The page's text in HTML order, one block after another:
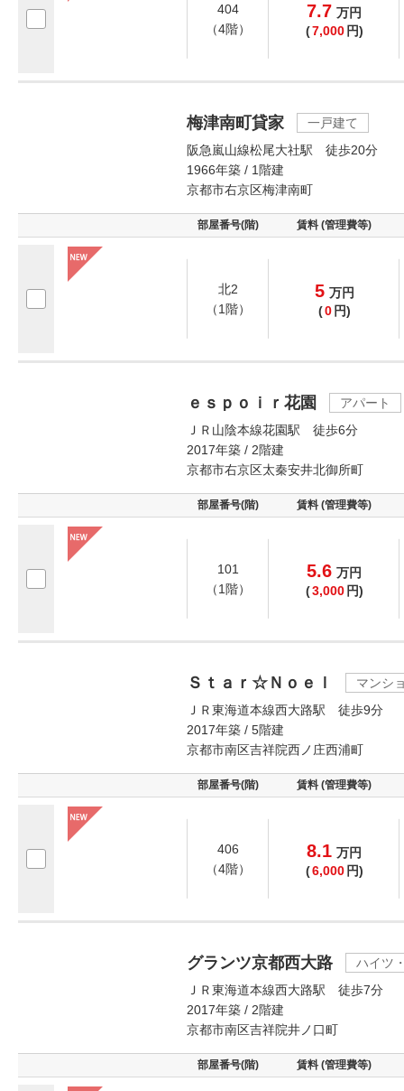
404
（4階）
7.7 万円
(7,000 円)
梅津南町貸家
一戸建て
阪急嵐山線松尾大社駅 徒歩20分
1966年築 / 1階建
京都市右京区梅津南町
部屋番号(階) 賃料 (管理費等)
北2
（1階）
5 万円
(0 円)
ｅｓｐｏｉｒ花園
アパート
ＪＲ山陰本線花園駅 徒歩6分
2017年築 / 2階建
京都市右京区太秦安井北御所町
部屋番号(階) 賃料 (管理費等)
101
（1階）
5.6 万円
(3,000 円)
Ｓｔａｒ☆Ｎｏｅｌ
マンシ
ＪＲ東海道本線西大路駅 徒歩9分
2017年築 / 5階建
京都市南区吉祥院西ノ庄西浦町
部屋番号(階) 賃料 (管理費等)
406
（4階）
8.1 万円
(6,000 円)
グランツ京都西大路
ハイツ
ＪＲ東海道本線西大路駅 徒歩7分
2017年築 / 2階建
京都市南区吉祥院井ノ口町
部屋番号(階) 賃料 (管理費等)